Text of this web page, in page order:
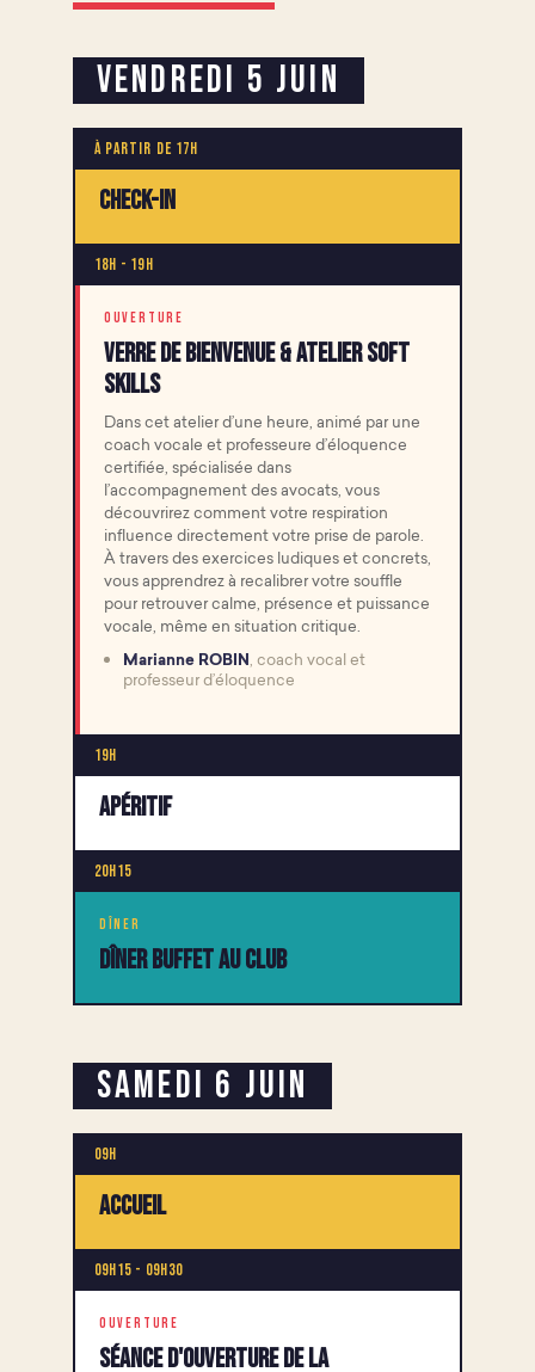
Vendredi 5 Juin
À partir de 17h
Check-in
18h - 19h
OUVERTURE
Verre de bienvenue & Atelier Soft
Skills
Dans cet atelier d’une heure, animé par une
coach vocale et professeure d’éloquence
certifiée, spécialisée dans
l’accompagnement des avocats, vous
découvrirez comment votre respiration
influence directement votre prise de parole.
À travers des exercices ludiques et concrets,
vous apprendrez à recalibrer votre souffle
pour retrouver calme, présence et puissance
vocale, même en situation critique.
Marianne ROBIN , coach vocal et
professeur d’éloquence
19h
Apéritif
20h15
DÎNER
Dîner buffet au club
Samedi 6 Juin
09h
Accueil
09h15 - 09h30
OUVERTURE
Séance d'ouverture de la